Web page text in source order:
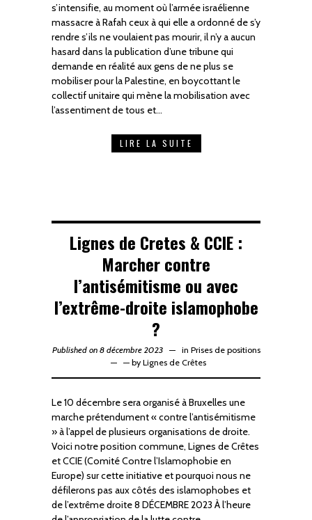
s’intensifie, au moment où l’armée israélienne
massacre à Rafah ceux à qui elle a ordonné de s’y
rendre s’ils ne voulaient pas mourir, il n’y a aucun
hasard dans la publication d’une tribune qui
demande en réalité aux gens de ne plus se
mobiliser pour la Palestine, en boycottant le
collectif unitaire qui mène la mobilisation avec
l’assentiment de tous et…
LIRE LA SUITE
Lignes de Cretes & CCIE :
Marcher contre
l’antisémitisme ou avec
l’extrême-droite islamophobe
?
Published on 8 décembre 2023 in Prises de positions
—by Lignes de Crêtes
Le 10 décembre sera organisé à Bruxelles une
marche prétendument « contre l’antisémitisme
» à l’appel de plusieurs organisations de droite.
Voici notre position commune, Lignes de Crêtes
et CCIE (Comité Contre l’Islamophobie en
Europe) sur cette initiative et pourquoi nous ne
défilerons pas aux côtés des islamophobes et
de l’extrême droite 8 DÉCEMBRE 2023 À l’heure